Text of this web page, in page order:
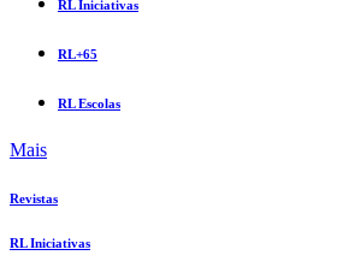
RL Iniciativas
RL+65
RL Escolas
Mais
Revistas
RL Iniciativas